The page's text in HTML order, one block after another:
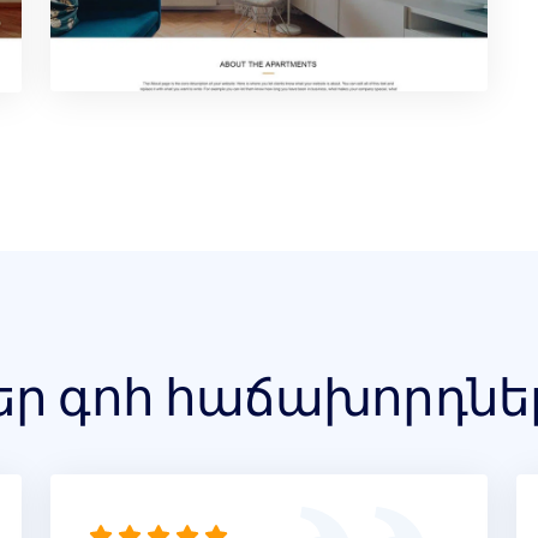
գոհ